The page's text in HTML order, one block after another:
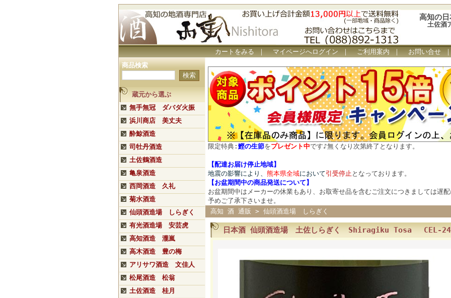
高知の
土佐酒
カートをみる ｜ マイページへログイン ｜ ご利用案内 ｜ お問い合せ
商品検索
蔵元から選ぶ
無手無冠 ダバダ火振
浜川商店 美丈夫
酔鯨酒造
司牡丹酒造
土佐鶴酒造
亀泉酒造
西岡酒造 久礼
菊水酒造
仙頭酒造場 しらぎく
有光酒造場 安芸虎
高知酒造 瀧嵐
高木酒造 豊の梅
アリサワ酒造 文佳人
松尾酒造 松翁
土佐酒造 桂月
限定特典: 鰹の生節をプレゼント中です♪無くなり次第終了となります。
【配達お届け停止地域】
地震の影響により、 熊本県全域において引受停止 となっております。
【お盆期間中の商品発送について 】
お盆期間中はメーカーの休業もあり、お取寄せ品を含むご注文につきましては遅
予めご了承下さいませ。
高知 酒 通販
> 仙頭酒造場 しらぎく
日本酒 仙頭酒造場 土佐しらぎく Shiragiku Tosa CEL-